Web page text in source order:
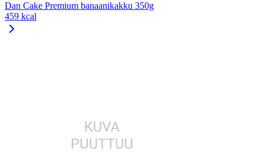
Dan Cake Premium banaanikakku 350g
459 kcal